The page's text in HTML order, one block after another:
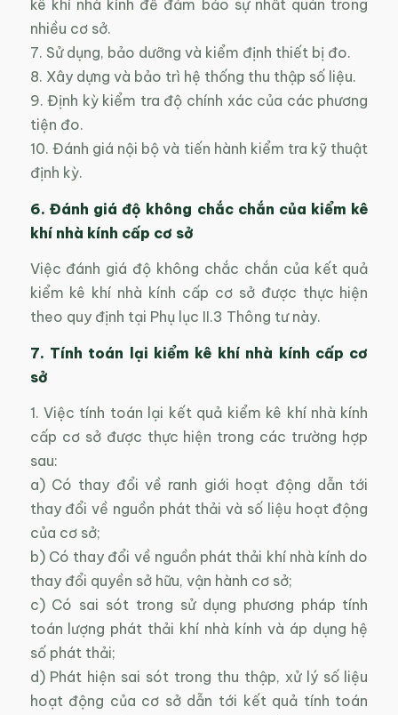
kê khí nhà kính để đảm bảo sự nhất quán trong
nhiều cơ sở.
7. Sử dụng, bảo dưỡng và kiểm định thiết bị đo.
8. Xây dựng và bảo trì hệ thống thu thập số liệu.
9. Định kỳ kiểm tra độ chính xác của các phương
tiện đo.
10. Đánh giá nội bộ và tiến hành kiểm tra kỹ thuật
định kỳ.
6. Đánh giá độ không chắc chắn của kiểm kê
khí nhà kính cấp cơ sở
Việc đánh giá độ không chắc chắn của kết quả
kiểm kê khí nhà kính cấp cơ sở được thực hiện
theo quy định tại Phụ lục II.3 Thông tư này.
7. Tính toán lại kiểm kê khí nhà kính cấp cơ
sở
1. Việc tính toán lại kết quả kiểm kê khí nhà kính
cấp cơ sở được thực hiện trong các trường hợp
sau:
a) Có thay đổi về ranh giới hoạt động dẫn tới
thay đổi về nguồn phát thải và số liệu hoạt động
của cơ sở;
b) Có thay đổi về nguồn phát thải khí nhà kính do
thay đổi quyền sở hữu, vận hành cơ sở;
c) Có sai sót trong sử dụng phương pháp tính
toán lượng phát thải khí nhà kính và áp dụng hệ
số phát thải;
d) Phát hiện sai sót trong thu thập, xử lý số liệu
hoạt động của cơ sở dẫn tới kết quả tính toán